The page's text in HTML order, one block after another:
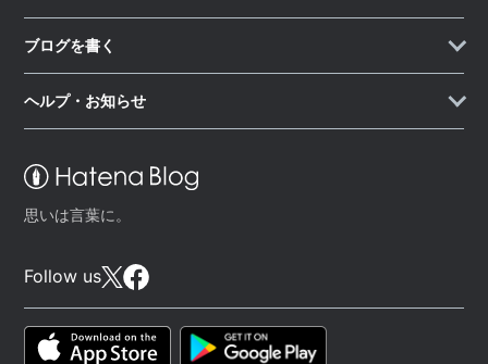
思いは言葉に。
Follow us
ブログを書く
ヘルプ・お知らせ